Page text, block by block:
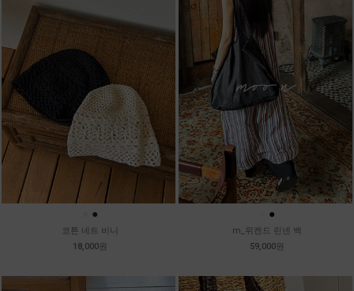
●
코튼 네트 비니
18,000원
●
m_위켄드 린넨 백
59,000원